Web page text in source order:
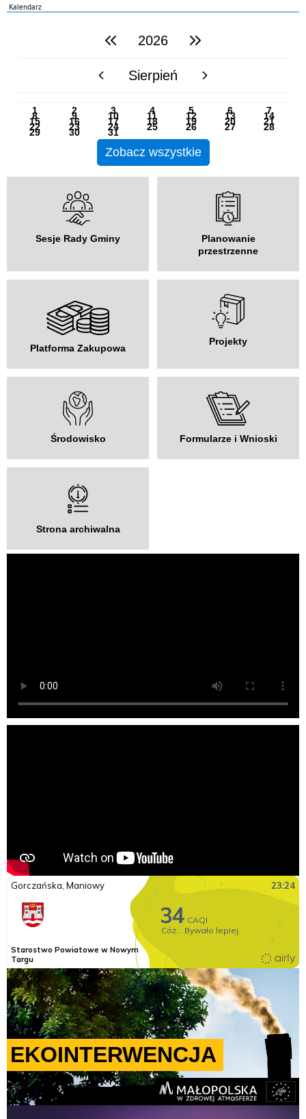
Kalendarz
poprzedni rok2026 następny rok
poprzedni miesiącSierpień następny miesiąc
1 2 3 4 5 6 7
8 9 10 11 12 13 14
15 16 17 18 19 20 21
22 23 24 25 26 27 28
29 30 31
Zobacz wszystkie
Sesje Rady Gminy
Planowanie
przestrzenne
Platforma Zakupowa
Projekty
Środowisko Formularze i Wnioski
Strona archiwalna